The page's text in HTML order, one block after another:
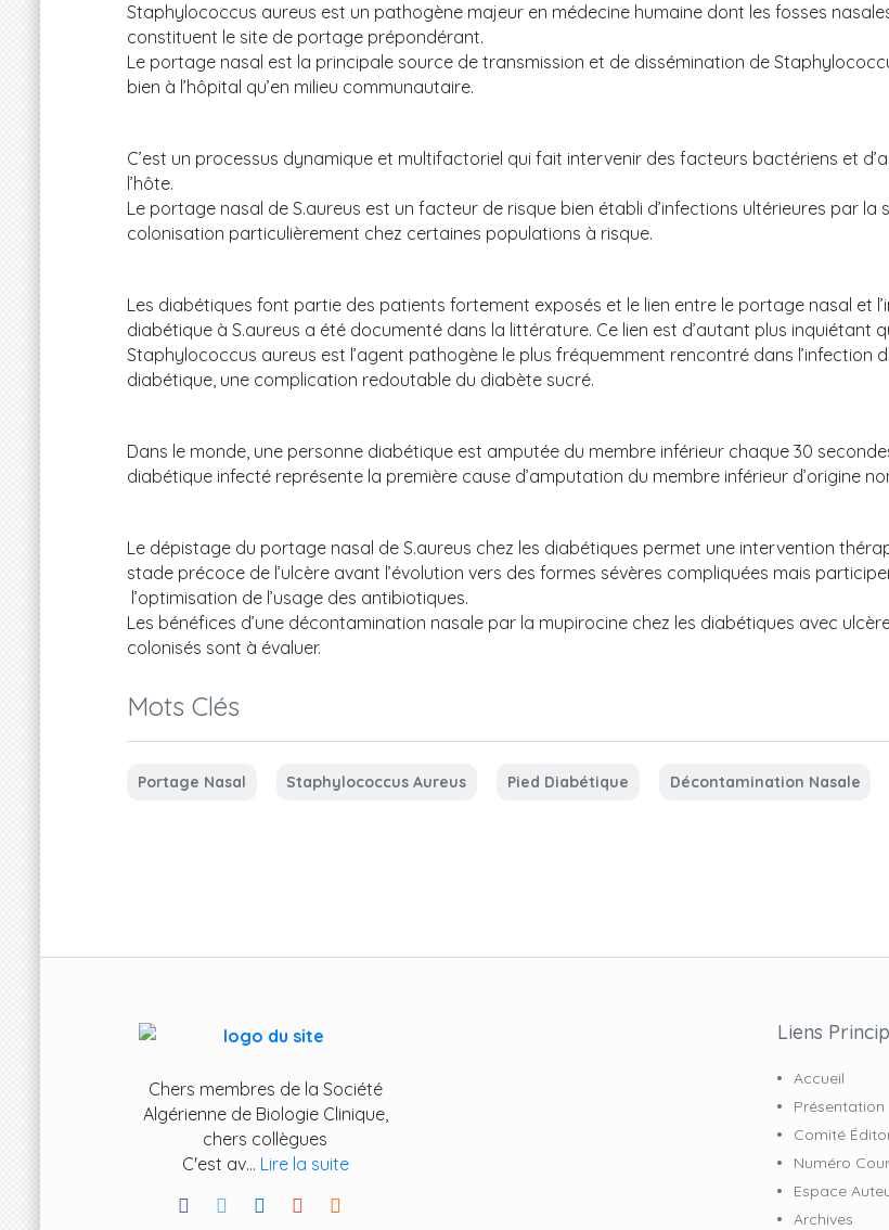
Staphylococcus aureus est un pathogène majeur en médecine humaine dont les fosses
constituent le site de portage prépondérant.
Le portage nasal est la principale source de transmission et de dissémination de
bien à l’hôpital qu’en milieu communautaire.
C’est un processus dynamique et multifactoriel qui fait intervenir des facteurs bactériens et
l’hôte.
Le portage nasal de S.aureus est un facteur de risque bien établi d’infections ultérieures par la
colonisation particulièrement chez certaines populations à risque.
Les diabétiques font partie des patients fortement exposés et le lien entre le portage nasal et
diabétique à S.aureus a été documenté dans la littérature. Ce lien est d’autant plus inquiétant
Staphylococcus aureus est l’agent pathogène le plus fréquemment rencontré dans l’infection
diabétique, une complication redoutable du diabète sucré.
Dans le monde, une personne diabétique est amputée du membre inférieur chaque 30
diabétique infecté représente la première cause d’amputation du membre inférieur d’origine
Le dépistage du portage nasal de S.aureus chez les diabétiques permet une intervention
stade précoce de l’ulcère avant l’évolution vers des formes sévères compliquées mais
l’optimisation de l’usage des antibiotiques.
Les bénéfices d’une décontamination nasale par la mupirocine chez les diabétiques avec
colonisés sont à évaluer.
Mots Clés
Portage Nasal Staphylococcus Aureus Pied Diabétique Décontamination Nasale
Chers membres de la Société
Algérienne de Biologie Clinique,
chers collègues
C'est av... Lire la suite
Liens
Accueil
Présentation
Comité
Numéro
Espace
Archives